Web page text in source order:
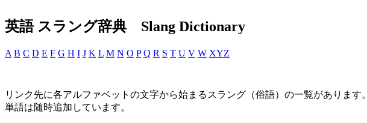
英語 スラング辞典 Slang Dictionary
A B C D E F G H I J K L M N O P Q R S T U V W XYZ
リンク先に各アルファベットの文字から始まるスラング（俗語）の一覧があります。
単語は随時追加しています。